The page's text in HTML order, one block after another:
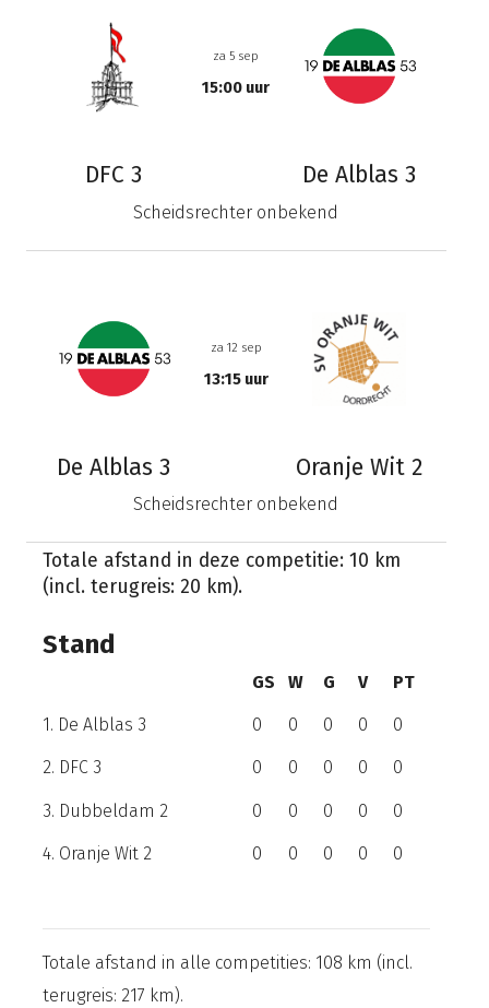
DFC 3
za 5 sep
15:00 uur
De Alblas 3
Scheidsrechter onbekend
De Alblas 3
za 12 sep
13:15 uur
Oranje Wit 2
Scheidsrechter onbekend
Totale afstand in deze competitie: 10 km
(incl. terugreis: 20 km).
Stand
GS W G V PT
1. De Alblas 3 0 0 0 0 0
2. DFC 3 0 0 0 0 0
3. Dubbeldam 2 0 0 0 0 0
4. Oranje Wit 2 0 0 0 0 0
Totale afstand in alle competities: 108 km (incl.
terugreis: 217 km).